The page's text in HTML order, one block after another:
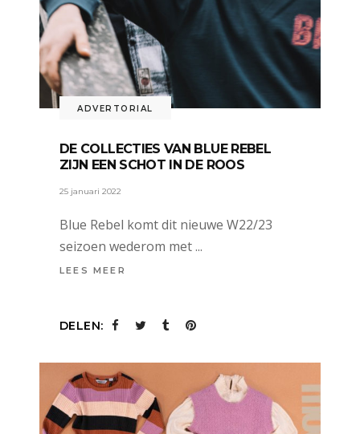
ADVERTORIAL
DE COLLECTIES VAN BLUE REBEL
ZIJN EEN SCHOT IN DE ROOS
25 januari 2022
Blue Rebel komt dit nieuwe W22/23
seizoen wederom met
LEES MEER
DELEN: